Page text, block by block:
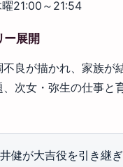
21:00～21:54
ー展開
良が描かれ、家族が
次女・弥生の仕事と
健が大吉役を引き継